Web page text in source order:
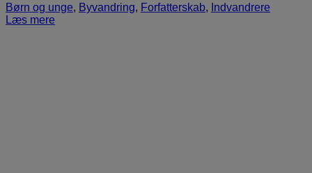
Børn og unge, Byvandring, Forfatterskab, Indvandrere
Læs mere